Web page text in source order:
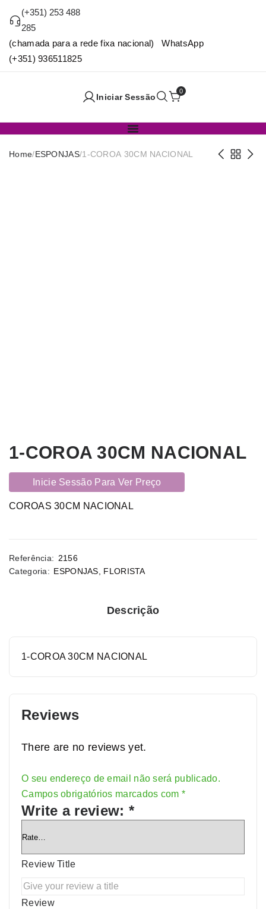
(+351) 253 488
285
(chamada para a rede fixa nacional) WhatsApp
(+351) 936511825
Iniciar Sessão
0
Home/ESPONJAS/1-COROA 30CM NACIONAL
1-COROA 30CM NACIONAL
Inicie Sessão Para Ver Preço
COROAS 30CM NACIONAL
Referência: 2156
Categoria: ESPONJAS FLORISTA
Descrição
1-COROA 30CM NACIONAL
Reviews
There are no reviews yet.
O seu endereço de email não será publicado.
Campos obrigatórios marcados com *
Write a review: *
Review Title
Review
Alternative: